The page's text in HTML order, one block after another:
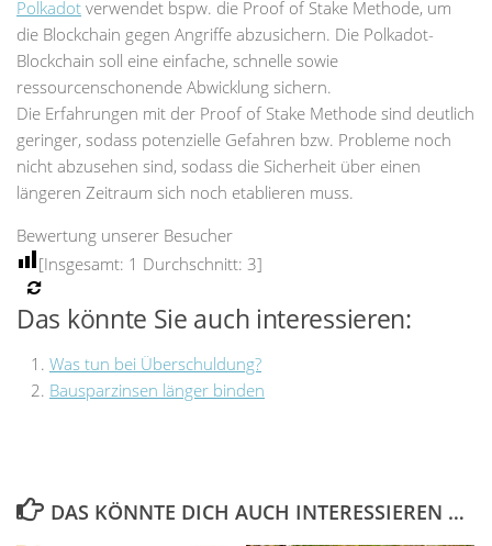
Polkadot verwendet bspw. die Proof of Stake Methode, um
die Blockchain gegen Angriffe abzusichern. Die Polkadot-
Blockchain soll eine einfache, schnelle sowie
ressourcenschonende Abwicklung sichern.
Die Erfahrungen mit der Proof of Stake Methode sind deutlich
geringer, sodass potenzielle Gefahren bzw. Probleme noch
nicht abzusehen sind, sodass die Sicherheit über einen
längeren Zeitraum sich noch etablieren muss.
Bewertung unserer Besucher
[Insgesamt: 1 Durchschnitt: 3]
Das könnte Sie auch interessieren:
Was tun bei Überschuldung?
Bausparzinsen länger binden
DAS KÖNNTE DICH AUCH INTERESSIEREN …